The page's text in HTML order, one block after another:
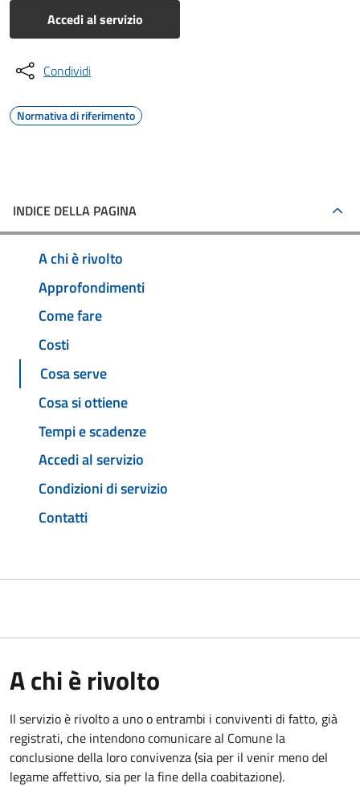
Accedi al servizio
Condividi
Normativa di riferimento
INDICE DELLA PAGINA
A chi è rivolto
Approfondimenti
Come fare
Costi
Cosa serve
Cosa si ottiene
Tempi e scadenze
Accedi al servizio
Condizioni di servizio
Contatti
A chi è rivolto
Il servizio è rivolto a uno o entrambi i conviventi di fatto, già
registrati, che intendono comunicare al Comune la
conclusione della loro convivenza (sia per il venir meno del
legame affettivo, sia per la fine della coabitazione).